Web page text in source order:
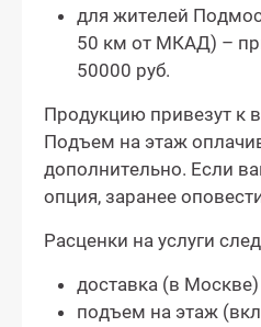
для жителей
50 км от МКАД) –
50000 руб.
Продукцию привезут к
Подъем на этаж
дополнительно. Если
опция, заранее
Расценки на услуги
доставка (в
подъем на этаж